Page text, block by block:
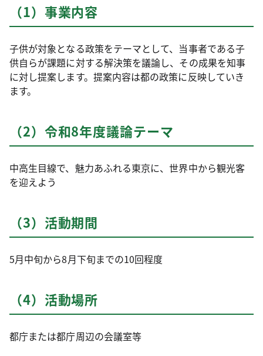
（1）事業内容
子供が対象となる政策をテーマとして、当事者である子
供自らが課題に対する解決策を議論し、その成果を知事
に対し提案します。提案内容は都の政策に反映していき
ます。
（2）令和8年度議論テーマ
中高生目線で、魅力あふれる東京に、世界中から観光客
を迎えよう
（3）活動期間
5月中旬から8月下旬までの10回程度
（4）活動場所
都庁または都庁周辺の会議室等